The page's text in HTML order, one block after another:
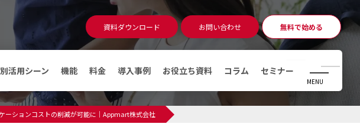
活用シーン 機能 料金 導入事例 お役立ち資料 コラム セミナー
資料ダウンロード お問い合わせ 無料で始める
MENU
資料ダウンロード 無料相談 アカウント発行
CLOSE
コラム
ーションコストの削減が可能に｜Appmart株式会社